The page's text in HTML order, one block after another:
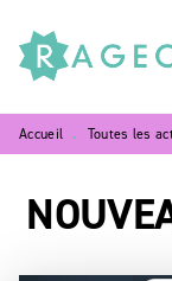
MENU
PIED DE PAGE
Accueil • Toutes les